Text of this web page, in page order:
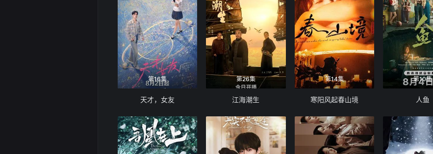
第16集
天才，女友
第26集
江海潮生
第14集
寒阳风起春山境
第10集
人鱼